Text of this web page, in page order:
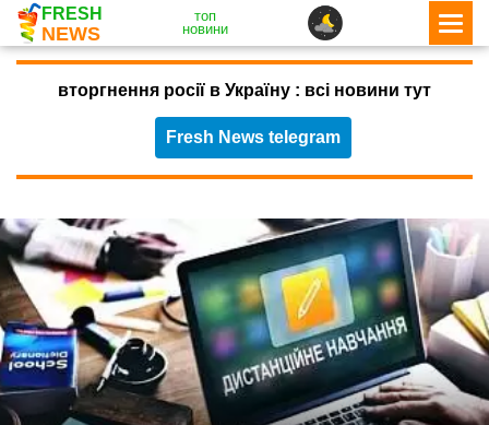
FRESH
NEWS
топ
новини
вторгнення росії в Україну : всі новини тут
Fresh News telegram